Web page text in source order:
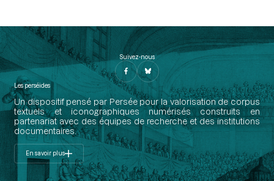
Suivez-nous
Les perséides
Un dispositif pensé par Persée pour la valorisation de corpus
textuels et iconographiques numérisés construits en
partenariat avec des équipes de recherche et des institutions
documentaires.
En savoir plus